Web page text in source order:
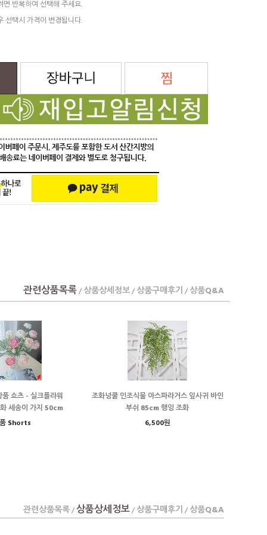
반복하여 선택해 주세요.
택시 가격이 변경됩니다.
관련상품목록/ 상품상세정보/ 상품구매후기 / 상품Q&A
쇼츠 - 실크플라워
세송이 가지 50cm
Shorts
조화넝쿨 인조식물 아스파라거스 잎사귀 바인
부쉬 85cm 행잉 조화
6,500원
관련상품목록/상품상세정보/ 상품구매후기 / 상품Q&A